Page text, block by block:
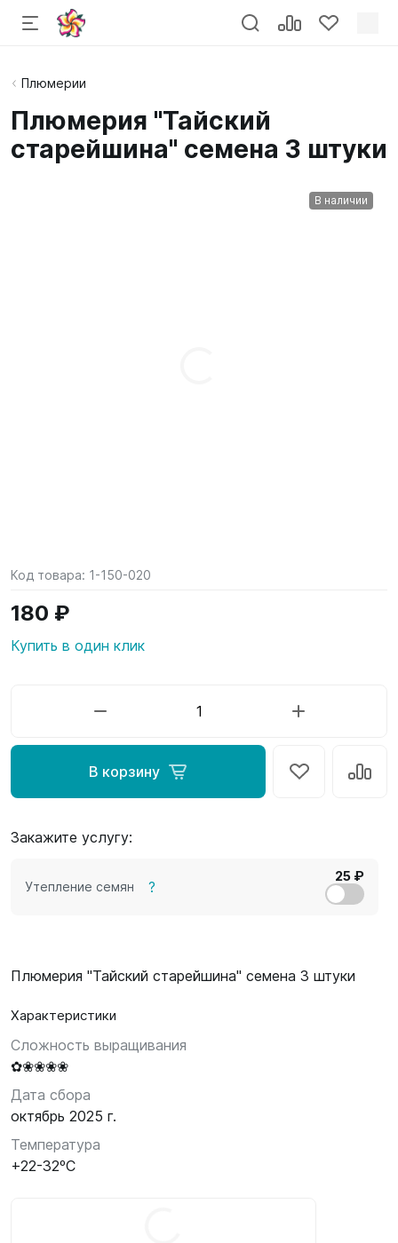
Плюмерии
Плюмерия "Тайский
старейшина" семена 3 штуки
В наличии
Код товара: 1-150-020
180 ₽
Купить в один клик
В корзину
Закажите услугу:
Утепление семян ?
25 ₽
Плюмерия "Тайский старейшина" семена 3 штуки
Характеристики
Сложность выращивания
✿❀❀❀❀
Дата сбора
октябрь 2025 г.
Температура
+22-32ºC